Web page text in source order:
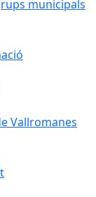
municipals
Vallromanes